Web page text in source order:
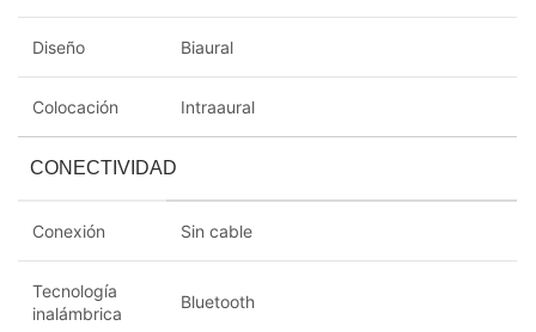
Diseño Biaural
Colocación Intraaural
CONECTIVIDAD
Conexión Sin cable
Tecnología
inalámbrica
Bluetooth